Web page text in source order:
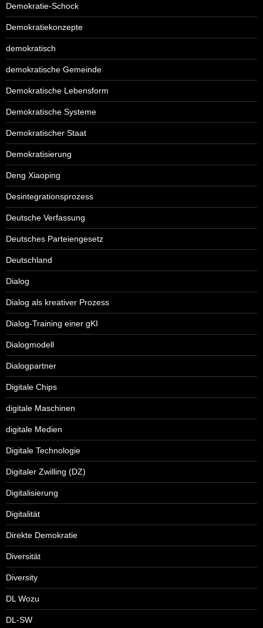
Demokratie-Schock
Demokratiekonzepte
demokratisch
demokratische Gemeinde
Demokratische Lebensform
Demokratische Systeme
Demokratischer Staat
Demokratisierung
Deng Xiaoping
Desintegrationsprozess
Deutsche Verfassung
Deutsches Parteiengesetz
Deutschland
Dialog
Dialog als kreativer Prozess
Dialog-Training einer gKI
Dialogmodell
Dialogpartner
Digitale Chips
digitale Maschinen
digitale Medien
Digitale Technologie
Digitaler Zwilling (DZ)
Digitalisierung
Digitalität
Direkte Demokratie
Diversität
Diversity
DL Wozu
DL-SW